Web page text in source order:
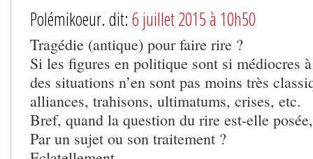
Polémikoeur. dit: 6 juillet 2015 à 10h50
Tragédie (antique) pour faire rire ?
Si les figures en politique sont si médiocres
des situations n’en sont pas moins très
alliances, trahisons, ultimatums, crises, etc.
Bref, quand la question du rire est-elle posée,
Par un sujet ou son traitement ?